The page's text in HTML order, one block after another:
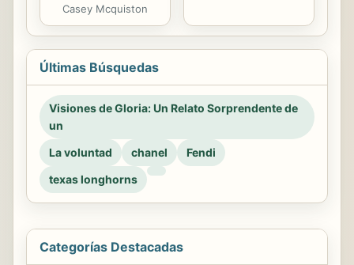
Casey Mcquiston
Últimas Búsquedas
Visiones de Gloria: Un Relato Sorprendente de
un
La voluntad
chanel
Fendi
texas longhorns
Categorías Destacadas